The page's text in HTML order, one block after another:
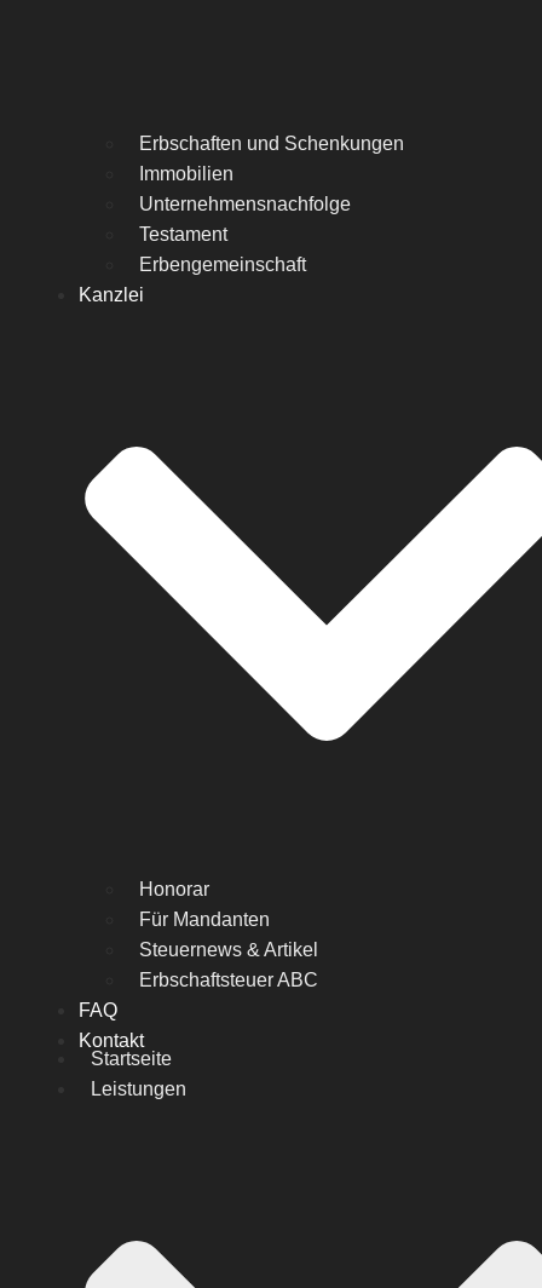
Erbschaften und Schenkungen
Immobilien
Unternehmensnachfolge
Testament
Erbengemeinschaft
Kanzlei
Honorar
Für Mandanten
Steuernews & Artikel
Erbschaftsteuer ABC
FAQ
Kontakt
Startseite
Leistungen